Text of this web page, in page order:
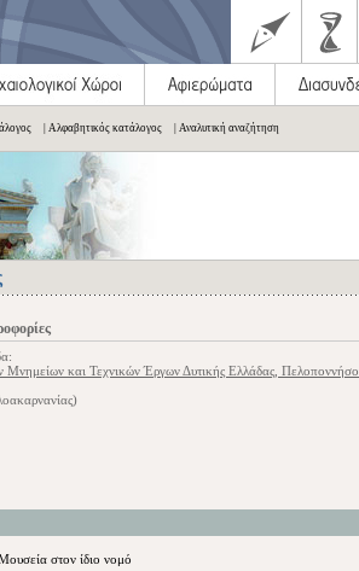
| Αλφαβητικός κατάλογος | Αναλυτική αναζήτηση
και Τεχνικών Έργων Δυτικής Ελλάδας,
στον ίδιο νομό